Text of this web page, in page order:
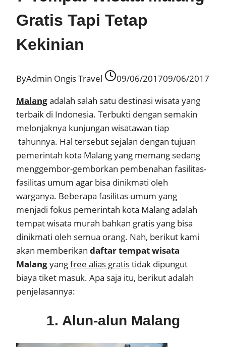
Gratis Tapi Tetap
Kekinian
ByAdmin Ongis Travel 09/06/201709/06/2017
Malangadalah salah satu destinasi wisata yang
terbaik di Indonesia. Terbukti dengan semakin
melonjaknya kunjungan wisatawan tiap
tahunnya. Hal tersebut sejalan dengan tujuan
pemerintah kota Malang yang memang sedang
menggembor-gemborkan pembenahan fasilitas-
fasilitas umum agar bisa dinikmati oleh
warganya. Beberapa fasilitas umum yang
menjadi fokus pemerintah kota Malang adalah
tempat wisata murah bahkan gratis yang bisa
dinikmati oleh semua orang. Nah, berikut kami
akan memberikan daftar tempat wisata
Malangyangfree alias gratistidak dipungut
biaya tiket masuk. Apa saja itu, berikut adalah
penjelasannya:
1. Alun-alun Malang